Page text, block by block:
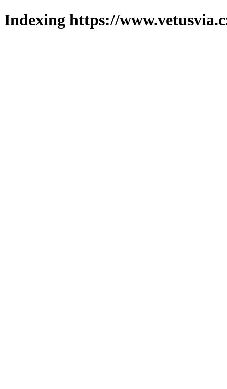
Indexing https://